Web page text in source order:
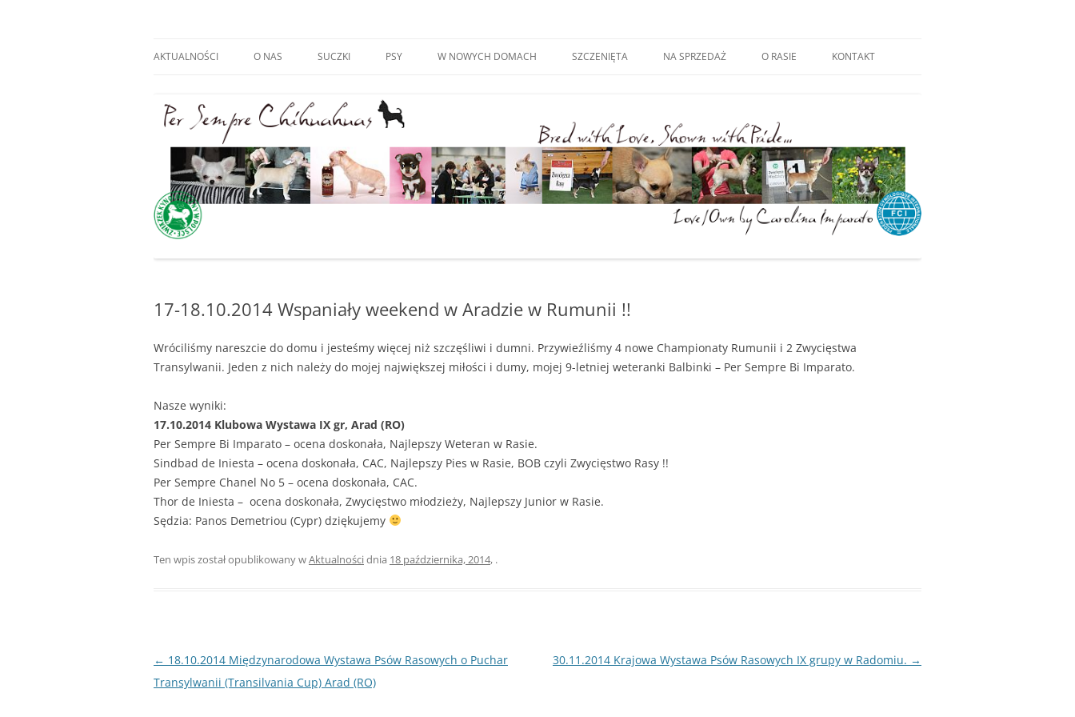
AKTUALNOŚCI O NAS SUCZKI PSY W NOWYCH DOMACH SZCZENIĘTA NA SPRZEDAŻ O RASIE KONTAKT
17-18.10.2014 Wspaniały weekend w Aradzie w Rumunii !!
Wróciliśmy nareszcie do domu i jesteśmy więcej niż szczęśliwi i dumni. Przywieźliśmy 4 nowe Championaty Rumunii i 2 Zwycięstwa
Transylwanii. Jeden z nich należy do mojej największej miłości i dumy, mojej 9-letniej weteranki Balbinki – Per Sempre Bi Imparato.
Nasze wyniki:
17.10.2014 Klubowa Wystawa IX gr, Arad (RO)
Per Sempre Bi Imparato – ocena doskonała, Najlepszy Weteran w Rasie.
Sindbad de Iniesta – ocena doskonała, CAC, Najlepszy Pies w Rasie, BOB czyli Zwycięstwo Rasy !!
Per Sempre Chanel No 5 – ocena doskonała, CAC.
Thor de Iniesta – ocena doskonała, Zwycięstwo młodzieży, Najlepszy Junior w Rasie.
Sędzia: Panos Demetriou (Cypr) dziękujemy
Ten wpis został opublikowany wAktualnościdnia 18 października, 2014, .
Nawigacja
wpisu
← 18.10.2014 Międzynarodowa Wystawa Psów Rasowych o Puchar
Transylwanii (Transilvania Cup) Arad (RO)
30.11.2014 Krajowa Wystawa Psów Rasowych IX grupy w Radomiu. →